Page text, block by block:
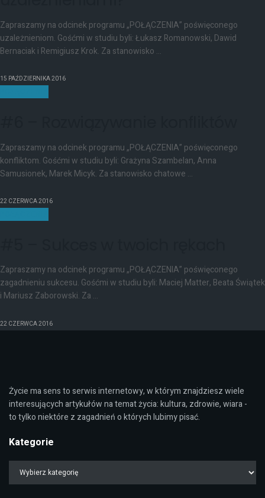
Zapraszamy na odcinek programu „POŁĄCZENIA” poświęconego
uzależnieniom. Gośćmi w studiu byli: Łukasz Romanowski, Dawid
Bernaciak i Remigiusz Krok. Za stanowisko ...
15 PAŹDZIERNIKA 2016
Zapraszamy na odcinek programu „POŁĄCZENIA” poświęconego
konfliktom. Gośćmi w studiu byli: Grażyna Szambelan, Anna
Samusionek, Marek Micyk. Za stanowisko chatowe ...
22 CZERWCA 2016
Zapraszamy na odcinek programu „POŁĄCZENIA” poświęconego
zagadnieniu sukcesu. Gośćmi w studiu byli: Maciej Matter, Beata Świątek
i Mariusz Zaborowski. Za ...
22 CZERWCA 2016
Życie ma sens to serwis internetowy, w którym znajdziesz wiele
interesujących artykułów na temat życia: kultura, zdrowie, wiara -
to tylko niektóre z zagadnień o których lubimy pisać.
Kategorie